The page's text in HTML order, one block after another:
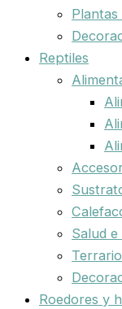
Reptiles
Salud e
Roedores y